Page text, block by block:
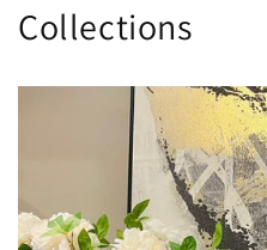
Collections